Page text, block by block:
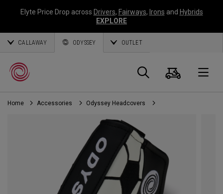
Elyte Price Drop across Drivers, Fairways, Irons and Hybrids
EXPLORE
CALLAWAY ODYSSEY OUTLET
Panier
Home Accessories Odyssey Headcovers